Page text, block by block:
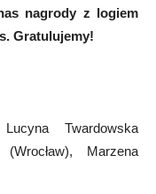
nagrody z logiem
Gratulujemy!
Twardowska
Marzena